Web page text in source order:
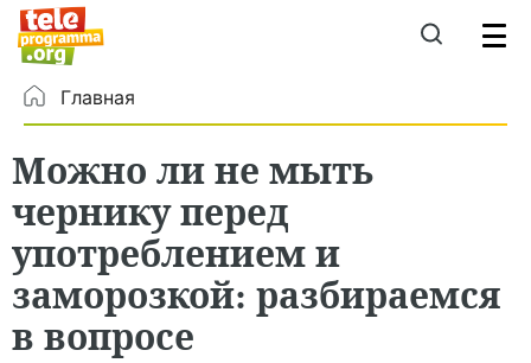
Главная
Можно ли не мыть
чернику перед
употреблением и
заморозкой: разбираемся
в вопросе